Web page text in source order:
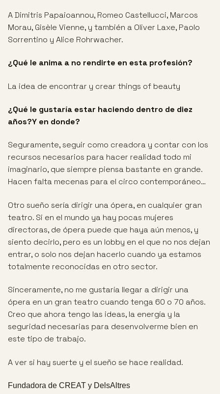
A Dimitris Papaioannou, Romeo Castellucci, Marcos
Morau, Gisèle Vienne, y también a Oliver Laxe, Paolo
Sorrentino y Alice Rohrwacher.
¿Qué le anima a no rendirte en esta profesión?
La idea de encontrar y crear things of beauty
¿Qué le gustaría estar haciendo dentro de diez
años?Y en donde?
Seguramente, seguir como creadora y contar con los
recursos necesarios para hacer realidad todo mi
imaginario, que siempre piensa bastante en grande.
Hacen falta mecenas para el circo contemporáneo…
Otro sueño sería dirigir una ópera, en cualquier gran
teatro. Si en el mundo ya hay pocas mujeres
directoras, de ópera puede que haya aún menos, y
siento decirlo, pero es un lobby en el que no nos dejan
entrar, o solo nos dejan hacerlo cuando ya estamos
totalmente reconocidas en otro sector.
Sinceramente, no me gustaría llegar a dirigir una
ópera en un gran teatro cuando tenga 60 o 70 años.
Creo que ahora tengo las ideas, la energía y la
seguridad necesarias para desenvolverme bien en
este tipo de trabajo.
A ver si hay suerte y el sueño se hace realidad.
Fundadora de CREAT y DelsAltres